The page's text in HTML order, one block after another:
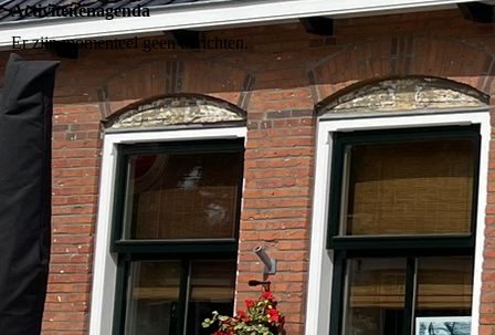
Activiteitenagenda
Er zijn momenteel geen berichten.